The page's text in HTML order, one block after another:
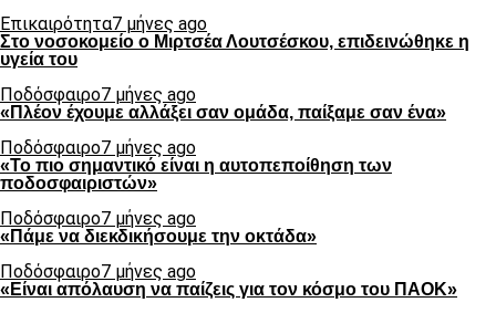
Επικαιρότητα7 μήνες ago
Στο νοσοκομείο ο Μιρτσέα Λουτσέσκου, επιδεινώθηκε η
υγεία του
Ποδόσφαιρο7 μήνες ago
«Πλέον έχουμε αλλάξει σαν ομάδα, παίξαμε σαν ένα»
Ποδόσφαιρο7 μήνες ago
«Το πιο σημαντικό είναι η αυτοπεποίθηση των
ποδοσφαιριστών»
Ποδόσφαιρο7 μήνες ago
«Πάμε να διεκδικήσουμε την οκτάδα»
Ποδόσφαιρο7 μήνες ago
«Είναι απόλαυση να παίζεις για τον κόσμο του ΠΑΟΚ»